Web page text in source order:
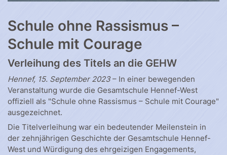
Schule ohne Rassismus –
Schule mit Courage
Verleihung des Titels an die GEHW
Hennef, 15. September 2023– In einer bewegenden
Veranstaltung wurde die Gesamtschule Hennef-West
offiziell als "Schule ohne Rassismus – Schule mit Courage"
ausgezeichnet.
Die Titelverleihung war ein bedeutender Meilenstein in
der zehnjährigen Geschichte der Gesamtschule Hennef-
West und Würdigung des ehrgeizigen Engagements,